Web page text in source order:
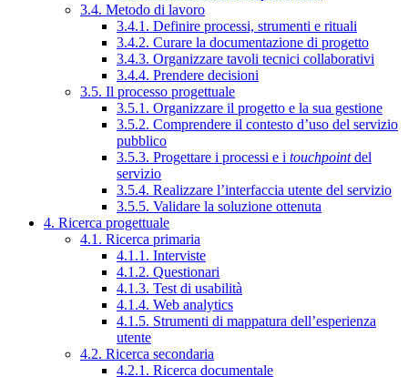
3.4. Metodo di lavoro
3.4.1. Definire processi, strumenti e rituali
3.4.2. Curare la documentazione di progetto
3.4.3. Organizzare tavoli tecnici collaborativi
3.4.4. Prendere decisioni
3.5. Il processo progettuale
3.5.1. Organizzare il progetto e la sua gestione
3.5.2. Comprendere il contesto d’uso del servizio
pubblico
3.5.3. Progettare i processi e i touchpointdel
servizio
3.5.4. Realizzare l’interfaccia utente del servizio
3.5.5. Validare la soluzione ottenuta
4. Ricerca progettuale
4.1. Ricerca primaria
4.1.1. Interviste
4.1.2. Questionari
4.1.3. Test di usabilità
4.1.4. Web analytics
4.1.5. Strumenti di mappatura dell’esperienza
utente
4.2. Ricerca secondaria
4.2.1. Ricerca documentale